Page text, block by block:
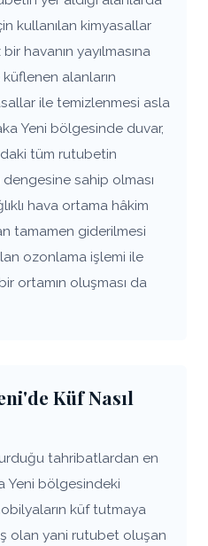
kullanılan kimyasallar
havanın yayılmasına
alanların
ile temizlenmesi asla
Yeni bölgesinde duvar,
tüm rutubetin
sahip olması
hava ortama hâkim
tamamen giderilmesi
ozonlama işlemi ile
ortamın oluşması da
Küf Nasıl
tahribatlardan en
Yeni bölgesindeki
küf tutmaya
olan yani rutubet oluşan